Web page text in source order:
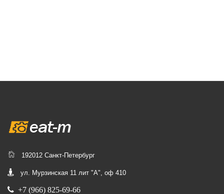
192012 Санкт-Петербург
ул. Мурзинская 11 лит "А", оф 410
+7 (966) 825-69-66